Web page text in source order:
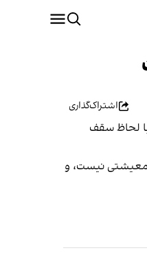
اشتراک‌گذاری
لحاظ سقف
تومانی قادر به تأمین حداقل‌های معیشتی نیست، و